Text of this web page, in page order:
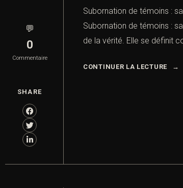
💬
0
Commentaire
SHARE
Subornation de témoins :
Subornation de témoins :
de la vérité. Elle se définit
CONTINUER LA LECTURE